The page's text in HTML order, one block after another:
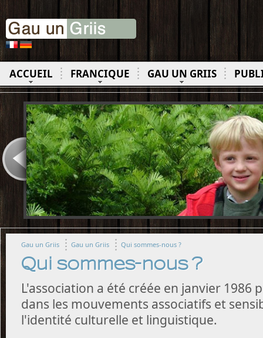
ACCUEIL FRANCIQUE GAU UN GRIIS
Gau un Griis Gau un Griis Qui sommes-nous ?
Qui sommes-nous ?
L'association a été créée en janvier 1986
dans les mouvements associatifs et
l'identité culturelle et linguistique.